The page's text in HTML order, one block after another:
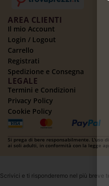
AREA CLIENTI
Il mio Account
Login / Logout
Carrello
Registrati
Spedizione e Consegna
LEGALE
Termini e Condizioni
Privacy Policy
Cookie Policy
Si prega di bere responsabilmente. L'uso
ai soli adulti, in conformità con la legge
Scrivici e ti risponderemo nel più breve